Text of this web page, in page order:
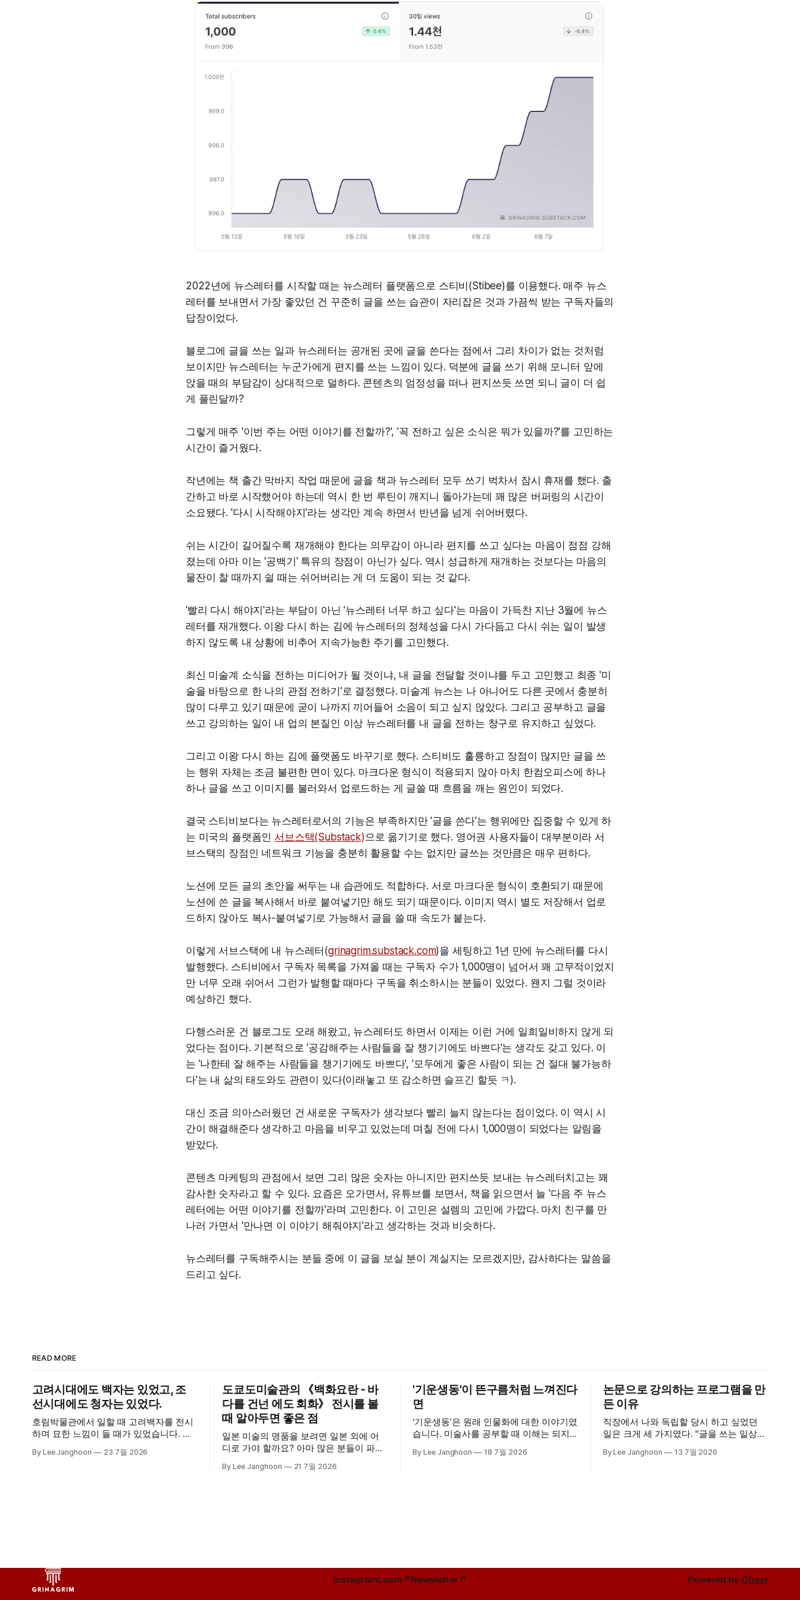
2022년에 뉴스레터를 시작할 때는 뉴스레터 플랫폼으로 스티비(Stibee)를 이용했다. 매주 뉴스
레터를 보내면서 가장 좋았던 건 꾸준히 글을 쓰는 습관이 자리잡은 것과 가끔씩 받는 구독자들의
답장이었다.
블로그에 글을 쓰는 일과 뉴스레터는 공개된 곳에 글을 쓴다는 점에서 그리 차이가 없는 것처럼
보이지만 뉴스레터는 누군가에게 편지를 쓰는 느낌이 있다. 덕분에 글을 쓰기 위해 모니터 앞에
앉을 때의 부담감이 상대적으로 덜하다. 콘텐츠의 엄정성을 떠나 편지쓰듯 쓰면 되니 글이 더 쉽
게 풀린달까?
그렇게 매주 '이번 주는 어떤 이야기를 전할까?', '꼭 전하고 싶은 소식은 뭐가 있을까?'를 고민하는
시간이 즐거웠다.
작년에는 책 출간 막바지 작업 때문에 글을 책과 뉴스레터 모두 쓰기 벅차서 잠시 휴재를 했다. 출
간하고 바로 시작했어야 하는데 역시 한 번 루틴이 깨지니 돌아가는데 꽤 많은 버퍼링의 시간이
소요됐다. '다시 시작해야지'라는 생각만 계속 하면서 반년을 넘게 쉬어버렸다.
쉬는 시간이 길어질수록 재개해야 한다는 의무감이 아니라 편지를 쓰고 싶다는 마음이 점점 강해
졌는데 아마 이는 '공백기' 특유의 장점이 아닌가 싶다. 역시 성급하게 재개하는 것보다는 마음의
물잔이 찰 때까지 쉴 때는 쉬어버리는 게 더 도움이 되는 것 같다.
'빨리 다시 해야지'라는 부담이 아닌 '뉴스레터 너무 하고 싶다'는 마음이 가득찬 지난 3월에 뉴스
레터를 재개했다. 이왕 다시 하는 김에 뉴스레터의 정체성을 다시 가다듬고 다시 쉬는 일이 발생
하지 않도록 내 상황에 비추어 지속가능한 주기를 고민했다.
최신 미술계 소식을 전하는 미디어가 될 것이냐, 내 글을 전달할 것이냐를 두고 고민했고 최종 '미
술을 바탕으로 한 나의 관점 전하기'로 결정했다. 미술계 뉴스는 나 아니어도 다른 곳에서 충분히
많이 다루고 있기 때문에 굳이 나까지 끼어들어 소음이 되고 싶지 않았다. 그리고 공부하고 글을
쓰고 강의하는 일이 내 업의 본질인 이상 뉴스레터를 내 글을 전하는 창구로 유지하고 싶었다.
그리고 이왕 다시 하는 김에 플랫폼도 바꾸기로 했다. 스티비도 훌륭하고 장점이 많지만 글을 쓰
는 행위 자체는 조금 불편한 면이 있다. 마크다운 형식이 적용되지 않아 마치 한컴오피스에 하나
하나 글을 쓰고 이미지를 불러와서 업로드하는 게 글쓸 때 흐름을 깨는 원인이 되었다.
결국 스티비보다는 뉴스레터로서의 기능은 부족하지만 '글을 쓴다'는 행위에만 집중할 수 있게 하
는 미국의 플랫폼인 서브스택(Substack)으로 옮기기로 했다. 영어권 사용자들이 대부분이라 서
브스택의 장점인 네트워크 기능을 충분히 활용할 수는 없지만 글쓰는 것만큼은 매우 편하다.
노션에 모든 글의 초안을 써두는 내 습관에도 적합하다. 서로 마크다운 형식이 호환되기 때문에
노션에 쓴 글을 복사해서 바로 붙여넣기만 해도 되기 때문이다. 이미지 역시 별도 저장해서 업로
드하지 않아도 복사-붙여넣기로 가능해서 글을 쓸 때 속도가 붙는다.
이렇게 서브스택에 내 뉴스레터(grinagrim.substack.com)을 세팅하고 1년 만에 뉴스레터를 다시
발행했다. 스티비에서 구독자 목록을 가져올 때는 구독자 수가 1,000명이 넘어서 꽤 고무적이었지
만 너무 오래 쉬어서 그런가 발행할 때마다 구독을 취소하시는 분들이 있었다. 왠지 그럴 것이라
예상하긴 했다.
다행스러운 건 블로그도 오래 해왔고, 뉴스레터도 하면서 이제는 이런 거에 일희일비하지 않게 되
었다는 점이다. 기본적으로 '공감해주는 사람들을 잘 챙기기에도 바쁘다'는 생각도 갖고 있다. 이
는 '나한테 잘 해주는 사람들을 챙기기에도 바쁘다', '모두에게 좋은 사람이 되는 건 절대 불가능하
다'는 내 삶의 태도와도 관련이 있다(이래놓고 또 감소하면 슬프긴 할듯 ㅋ).
대신 조금 의아스러웠던 건 새로운 구독자가 생각보다 빨리 늘지 않는다는 점이었다. 이 역시 시
간이 해결해준다 생각하고 마음을 비우고 있었는데 며칠 전에 다시 1,000명이 되었다는 알림을
받았다.
콘텐츠 마케팅의 관점에서 보면 그리 많은 숫자는 아니지만 편지쓰듯 보내는 뉴스레터치고는 꽤
감사한 숫자라고 할 수 있다. 요즘은 오가면서, 유튜브를 보면서, 책을 읽으면서 늘 '다음 주 뉴스
레터에는 어떤 이야기를 전할까'라며 고민한다. 이 고민은 설렘의 고민에 가깝다. 마치 친구를 만
나러 가면서 '만나면 이 이야기 해줘야지'라고 생각하는 것과 비슷하다.
뉴스레터를 구독해주시는 분들 중에 이 글을 보실 분이 계실지는 모르겠지만, 감사하다는 말씀을
드리고 싶다.
READ MORE
고려시대에도 백자는 있었고, 조
선시대에도 청자는 있었다.
호림박물관에서 일할 때 고려백자를 전시
하며 묘한 느낌이 들 때가 있었습니다. 분
와 달랐달까요? 조선백자는 쨍하고 투명
By Lee Janghoon 23 7월 2026
도쿄도미술관의 《백화요란 - 바
다를 건넌 에도 회화》 전시를 볼
때 알아두면 좋은 점
일본 미술의 명품을 보려면 일본 외에 어
디로 가야 할까요? 아마 많은 분들이 파리
의 프랑스 미술은 '자포니슴
By Lee Janghoon 21 7월 2026
'기운생동'이 뜬구름처럼 느껴진다
면
‘기운생동’은 원래 인물화에 대한 이야기였
습니다. 미술사를 공부할 때 이해는 되지
개념이 어디서 나왔는지를 보시면 구체성
By Lee Janghoon 18 7월 2026
논문으로 강의하는 프로그램을 만
든 이유
직장에서 나와 독립할 당시 하고 싶었던
일은 크게 세 가지였다. "글을 쓰는 일상을
아트 투어를 가자" 그리고 "좋은 논문을 소
By Lee Janghoon 13 7월 2026
InstagramLearn↗ Newsletter↗ Powered by Ghost